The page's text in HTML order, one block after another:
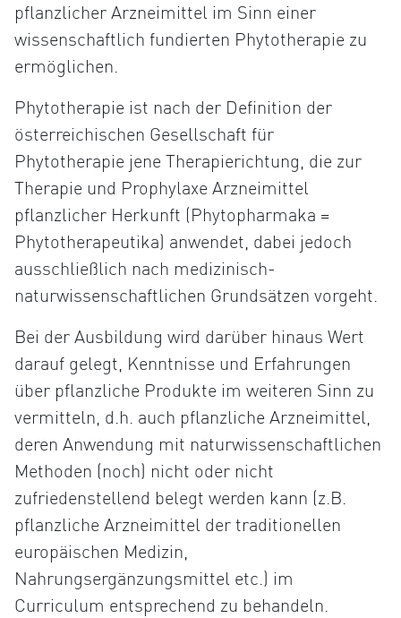
pflanzlicher Arzneimittel im Sinn einer
wissenschaftlich fundierten Phytotherapie zu
ermöglichen.
Phytotherapie ist nach der Definition der
österreichischen Gesellschaft für
Phytotherapie jene Therapierichtung, die zur
Therapie und Prophylaxe Arzneimittel
pflanzlicher Herkunft (Phytopharmaka =
Phytotherapeutika) anwendet, dabei jedoch
ausschließlich nach medizinisch-
naturwissenschaftlichen Grundsätzen vorgeht.
Bei der Ausbildung wird darüber hinaus Wert
darauf gelegt, Kenntnisse und Erfahrungen
über pflanzliche Produkte im weiteren Sinn zu
vermitteln, d.h. auch pflanzliche Arzneimittel,
deren Anwendung mit naturwissenschaftlichen
Methoden (noch) nicht oder nicht
zufriedenstellend belegt werden kann (z.B.
pflanzliche Arzneimittel der traditionellen
europäischen Medizin,
Nahrungsergänzungsmittel etc.) im
Curriculum entsprechend zu behandeln.